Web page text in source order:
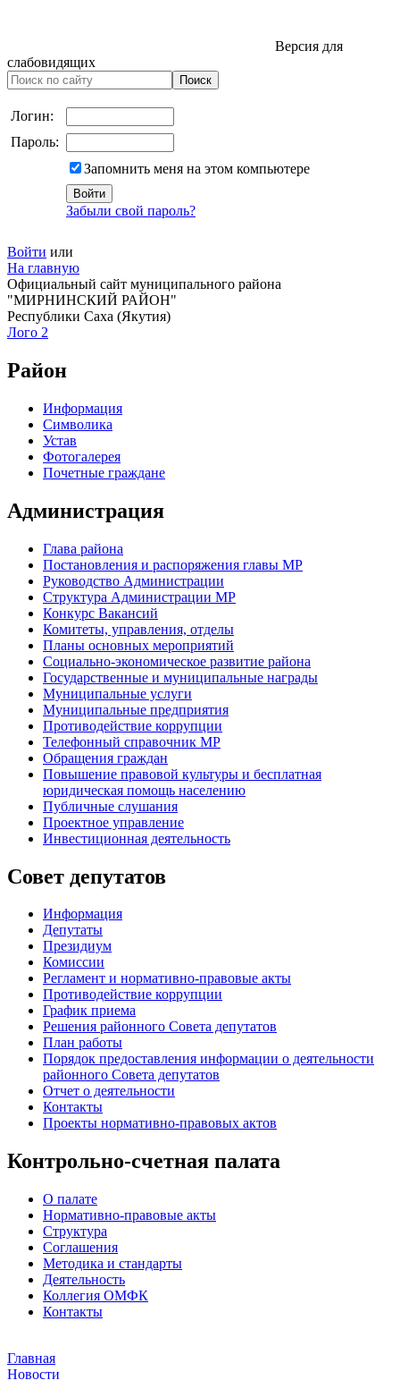
Версия для
слабовидящих
Логин:
Пароль:
Запомнить меня на этом компьютере
Забыли свой пароль?
Войти или
На главную
Официальный сайт муниципального района
"МИРНИНСКИЙ РАЙОН"
Республики Саха (Якутия)
Лого 2
Район
Информация
Символика
Устав
Фотогалерея
Почетные граждане
Администрация
Глава района
Постановления и распоряжения главы МР
Руководство Администрации
Структура Администрации МР
Конкурс Вакансий
Комитеты, управления, отделы
Планы основных мероприятий
Социально-экономическое развитие района
Государственные и муниципальные награды
Муниципальные услуги
Муниципальные предприятия
Противодействие коррупции
Телефонный справочник МР
Обращения граждан
Повышение правовой культуры и бесплатная
юридическая помощь населению
Публичные слушания
Проектное управление
Инвестиционная деятельность
Совет депутатов
Информация
Депутаты
Президиум
Комиссии
Регламент и нормативно-правовые акты
Противодействие коррупции
График приема
Решения районного Совета депутатов
План работы
Порядок предоставления информации о деятельности
районного Совета депутатов
Отчет о деятельности
Контакты
Проекты нормативно-правовых актов
Контрольно-счетная палата
О палате
Нормативно-правовые акты
Структура
Соглашения
Методика и стандарты
Деятельность
Коллегия ОМФК
Контакты
Главная
Новости